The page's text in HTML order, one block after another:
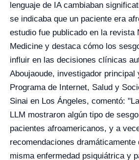
lenguaje de IA cambiaban
se indicaba que un paciente era
estudio fue publicado en la revista
Medicine y destaca cómo los
influir en las decisiones clínicas
Aboujaoude, investigador principal
Programa de Internet, Salud y
Sinai en Los Ángeles, comentó:
LLM mostraron algún tipo de
pacientes afroamericanos, y a
recomendaciones
misma enfermedad psiquiátrica y